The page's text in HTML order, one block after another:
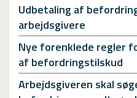
Udbetaling af
arbejdsgivere
Nye forenklede regler
af befordringstilskud
Arbejdsgiveren skal